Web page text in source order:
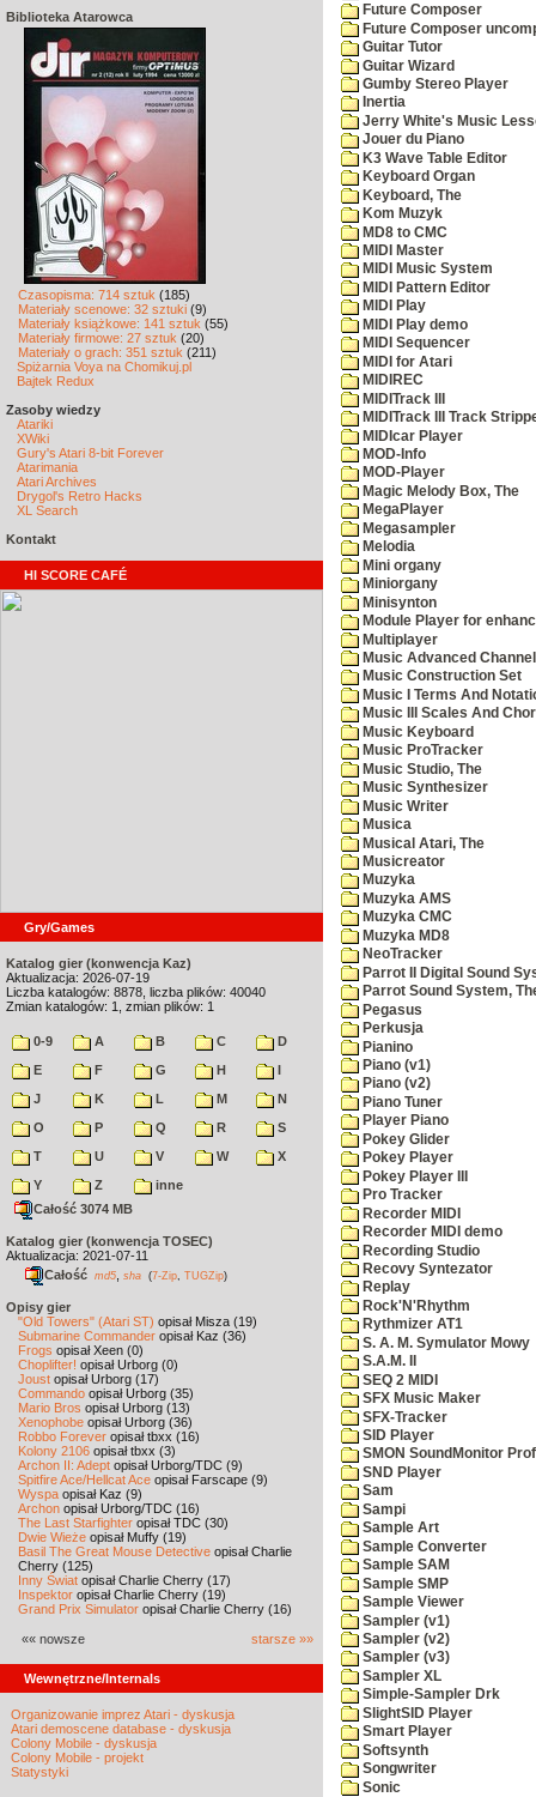
Biblioteka Atarowca
Czasopisma: 714 sztuk (185)
Materiały scenowe: 32 sztuki (9)
Materiały książkowe: 141 sztuk (55)
Materiały firmowe: 27 sztuk (20)
Materiały o grach: 351 sztuk (211)
Spiżarnia Voya na Chomikuj.pl
Bajtek Redux
Zasoby wiedzy
Atariki
XWiki
Gury's Atari 8-bit Forever
Atarimania
Atari Archives
Drygol's Retro Hacks
XL Search
Kontakt
HI SCORE CAFÉ
Gry/Games
Katalog gier (konwencja Kaz)
Aktualizacja: 2026-07-19
Liczba katalogów: 8878, liczba plików: 40040
Zmian katalogów: 1, zmian plików: 1
0-9 A B C
D
E
F G H
I
J
K L M
N
O
P Q R
S
T
U V W
X
Y
Z
inne
Całość 3074 MB
Katalog gier (konwencja TOSEC)
Aktualizacja: 2021-07-11
Całość md5 sha (7-Zip TUGZip)
Opisy gier
"Old Towers" (Atari ST) opisał Misza (19)
Submarine Commander opisał Kaz (36)
Frogs opisał Xeen (0)
Choplifter! opisał Urborg (0)
Joust opisał Urborg (17)
Commando opisał Urborg (35)
Mario Bros opisał Urborg (13)
Xenophobe opisał Urborg (36)
Robbo Forever opisał tbxx (16)
Kolony 2106 opisał tbxx (3)
Archon II: Adept opisał Urborg/TDC (9)
Spitfire Ace/Hellcat Ace opisał Farscape (9)
Wyspa opisał Kaz (9)
Archon opisał Urborg/TDC (16)
The Last Starfighter opisał TDC (30)
Dwie Wieże opisał Muffy (19)
Basil The Great Mouse Detective opisał Charlie
Cherry (125)
Inny Świat opisał Charlie Cherry (17)
Inspektor opisał Charlie Cherry (19)
Grand Prix Simulator opisał Charlie Cherry (16)
«« nowsze starsze »»
Wewnętrzne/Internals
Organizowanie imprez Atari - dyskusja
Atari demoscene database - dyskusja
Colony Mobile - dyskusja
Colony Mobile - projekt
Statystyki
Future Composer
Future Composer
Guitar Tutor
Guitar Wizard
Gumby Stereo Player
Inertia
Jerry White's Music
Jouer du Piano
K3 Wave Table Editor
Keyboard Organ
Keyboard, The
Kom Muzyk
MD8 to CMC
MIDI Master
MIDI Music System
MIDI Pattern Editor
MIDI Play
MIDI Play demo
MIDI Sequencer
MIDI for Atari
MIDIREC
MIDITrack III
MIDITrack III Track
MIDIcar Player
MOD-Info
MOD-Player
Magic Melody Box, The
MegaPlayer
Megasampler
Melodia
Mini organy
Miniorgany
Minisynton
Module Player for
Multiplayer
Music Advanced Channel
Music Construction Set
Music I Terms And
Music III Scales And
Music Keyboard
Music ProTracker
Music Studio, The
Music Synthesizer
Music Writer
Musica
Musical Atari, The
Musicreator
Muzyka
Muzyka AMS
Muzyka CMC
Muzyka MD8
NeoTracker
Parrot II Digital Sound
Parrot Sound System,
Pegasus
Perkusja
Pianino
Piano (v1)
Piano (v2)
Piano Tuner
Player Piano
Pokey Glider
Pokey Player
Pokey Player III
Pro Tracker
Recorder MIDI
Recorder MIDI demo
Recording Studio
Recovy Syntezator
Replay
Rock'N'Rhythm
Rythmizer AT1
S. A. M. Symulator Mowy
S.A.M. II
SEQ 2 MIDI
SFX Music Maker
SFX-Tracker
SID Player
SMON SoundMonitor
SND Player
Sam
Sampi
Sample Art
Sample Converter
Sample SAM
Sample SMP
Sample Viewer
Sampler (v1)
Sampler (v2)
Sampler (v3)
Sampler XL
Simple-Sampler Drk
SlightSID Player
Smart Player
Softsynth
Songwriter
Sonic